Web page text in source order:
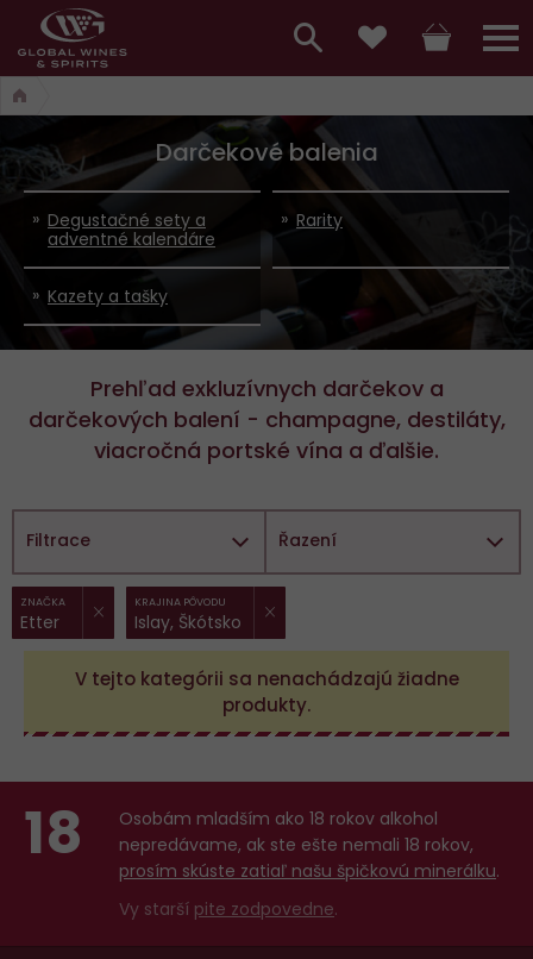
Hlavní
menu,
košík,
vyhledávání,
přihlášení
a
Darčekové balenia
Degustačné sety a
adventné kalendáre
Rarity
Kazety a tašky
Prehľad exkluzívnych darčekov a
darčekových balení - champagne, destiláty,
viacročná portské vína a ďalšie.
Filtrace
Vybrané
filtry:
ZNAČKA
Etter
ZRUŠIT FILTR
KRAJINA PÔVODU
Islay, Škótsko
Řazení
V tejto kategórii sa nenachádzajú žiadne
produkty.
18
Osobám mladším ako 18 rokov alkohol
nepredávame, ak ste ešte nemali 18 rokov,
prosím skúste zatiaľ našu špičkovú minerálku.
Vy starší pite zodpovedne.